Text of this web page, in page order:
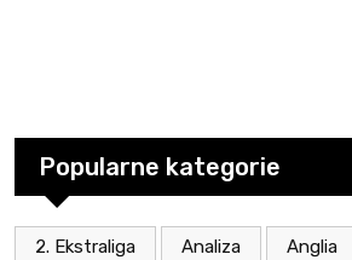
Popularne kategorie
2. Ekstraliga Analiza Anglia